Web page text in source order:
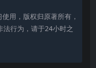
用，版权归原著所有，
行为，请于24小时之